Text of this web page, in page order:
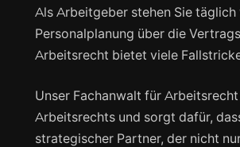
Als Arbeitgeber stehen Sie
Personalplanung über die
Arbeitsrecht bietet viele
Unser Fachanwalt für Arbeitsrecht
Arbeitsrechts und sorgt dafür,
strategischer Partner, der nicht